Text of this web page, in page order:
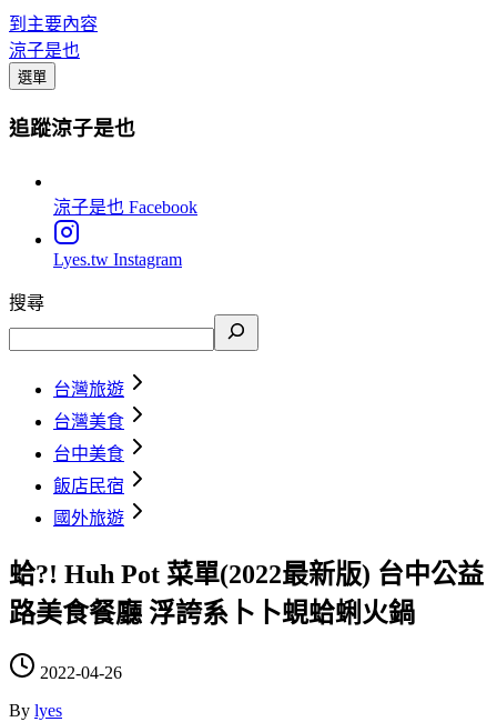
到主要內容
涼子是也
選單
追蹤涼子是也
涼子是也 Facebook
Lyes.tw Instagram
搜尋
台灣旅遊
台灣美食
台中美食
飯店民宿
國外旅遊
蛤?! Huh Pot 菜單(2022最新版) 台中公益
路美食餐廳 浮誇系卜卜蜆蛤蜊火鍋
2022-04-26
By lyes